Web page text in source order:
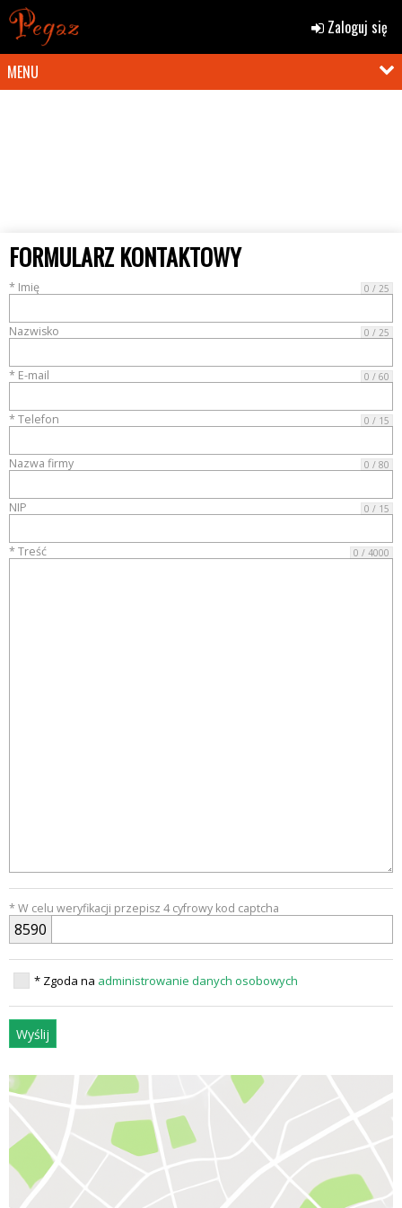
Zaloguj się
MENU
FORMULARZ KONTAKTOWY
* Imię 0 / 25
Nazwisko 0 / 25
* E-mail 0 / 60
* Telefon 0 / 15
Nazwa firmy 0 / 80
NIP 0 / 15
* Treść 0 / 4000
* W celu weryfikacji przepisz 4 cyfrowy kod captcha
8590
* Zgoda na administrowanie danych osobowych
Wyślij